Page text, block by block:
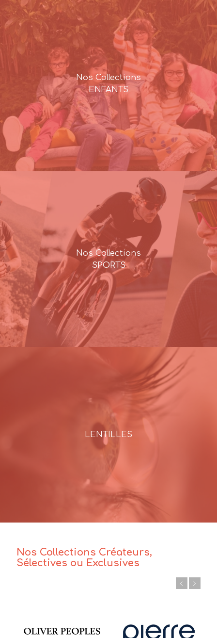
Nos Collections
ENFANTS
Nos Collections
SPORTS
LENTILLES
Nos Collections Créateurs,
Sélectives ou Exclusives